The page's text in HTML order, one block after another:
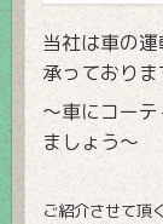
当社は車の
承っておりま
～車にコー
ましょう～
ご紹介させて頂